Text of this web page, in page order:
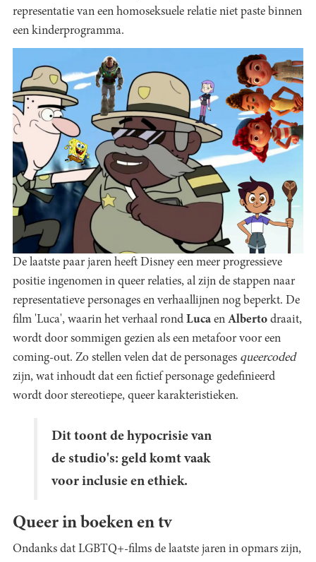
representatie van een homoseksuele relatie niet paste binnen
een kinderprogramma.
De laatste paar jaren heeft Disney een meer progressieve
positie ingenomen in queer relaties, al zijn de stappen naar
representatieve personages en verhaallijnen nog beperkt. De
film 'Luca', waarin het verhaal rond Luca en Alberto draait,
wordt door sommigen gezien als een metafoor voor een
coming-out. Zo stellen velen dat de personages queercoded
zijn, wat inhoudt dat een fictief personage gedefinieerd
wordt door stereotiepe, queer karakteristieken.
Dit toont de hypocrisie van
de studio's: geld komt vaak
voor inclusie en ethiek.
Queer in boeken en tv
Ondanks dat LGBTQ+-films de laatste jaren in opmars zijn,